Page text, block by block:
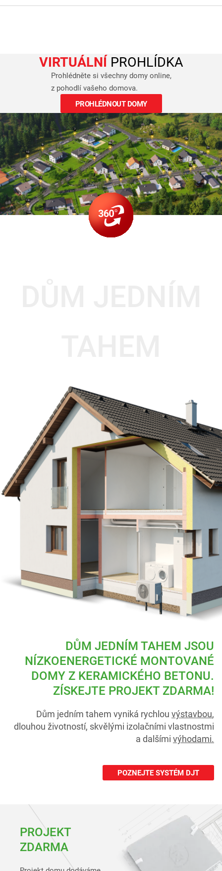
VIRTUÁLNÍPROHLÍDKA
Prohlédněte si všechny domy online,
z pohodlí vašeho domova.
PROHLÉDNOUT DOMY
DŮM JEDNÍM TAHEM JSOU
NÍZKOENERGETICKÉ MONTOVANÉ
DOMY Z KERAMICKÉHO BETONU.
ZÍSKEJTE PROJEKT ZDARMA!
Dům jedním tahem vyniká rychlou výstavbou,
dlouhou životností, skvělými izolačními vlastnostmi
a dalšími výhodami.
POZNEJTE SYSTÉM DJT
PROJEKT
ZDARMA